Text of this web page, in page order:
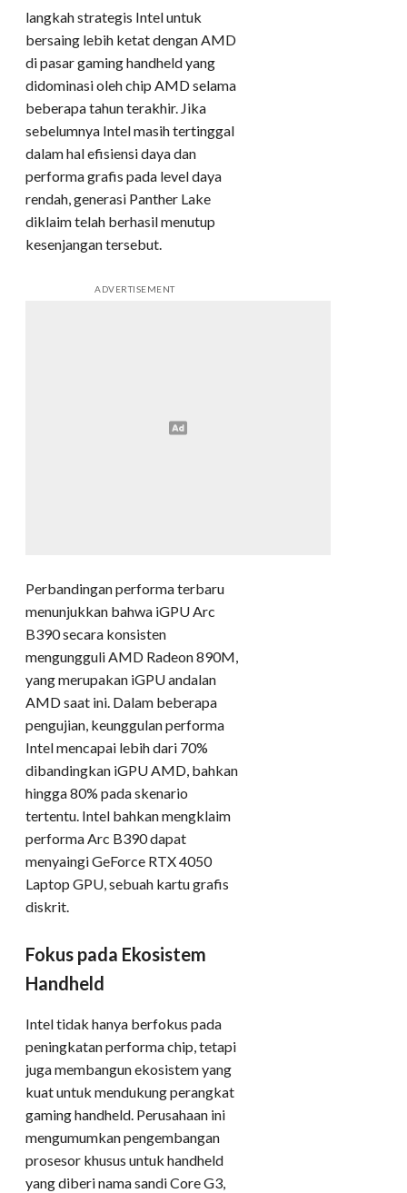
langkah strategis Intel untuk
bersaing lebih ketat dengan AMD
di pasar gaming handheld yang
didominasi oleh chip AMD selama
beberapa tahun terakhir. Jika
sebelumnya Intel masih tertinggal
dalam hal efisiensi daya dan
performa grafis pada level daya
rendah, generasi Panther Lake
diklaim telah berhasil menutup
kesenjangan tersebut.
ADVERTISEMENT
Perbandingan performa terbaru
menunjukkan bahwa iGPU Arc
B390 secara konsisten
mengungguli AMD Radeon 890M,
yang merupakan iGPU andalan
AMD saat ini. Dalam beberapa
pengujian, keunggulan performa
Intel mencapai lebih dari 70%
dibandingkan iGPU AMD, bahkan
hingga 80% pada skenario
tertentu. Intel bahkan mengklaim
performa Arc B390 dapat
menyaingi GeForce RTX 4050
Laptop GPU, sebuah kartu grafis
diskrit.
Fokus pada Ekosistem
Handheld
Intel tidak hanya berfokus pada
peningkatan performa chip, tetapi
juga membangun ekosistem yang
kuat untuk mendukung perangkat
gaming handheld. Perusahaan ini
mengumumkan pengembangan
prosesor khusus untuk handheld
yang diberi nama sandi Core G3,